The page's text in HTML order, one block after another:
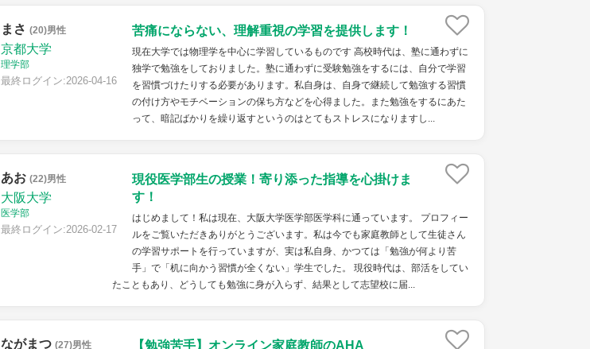
まさ (20)男性
京都大学
理学部
最終ログイン:2026-04-16
苦痛にならない、理解重視の学習を提供します！
現在大学では物理学を中心に学習しているものです 高校時代は、塾に通わずに
独学で勉強をしておりました。塾に通わずに受験勉強をするには、自分で学習
を習慣づけたりする必要があります。私自身は、自身で継続して勉強する習慣
の付け方やモチベーションの保ち方などを心得ました。また勉強をするにあた
って、暗記ばかりを繰り返すというのはとてもストレスになりますし...
あお (22)男性
大阪大学
医学部
最終ログイン:2026-02-17
現役医学部生の授業！寄り添った指導を心掛けま
す！
はじめまして！私は現在、大阪大学医学部医学科に通っています。 プロフィー
ルをご覧いただきありがとうございます。私は今でも家庭教師として生徒さん
の学習サポートを行っていますが、実は私自身、かつては「勉強が何より苦
手」で「机に向かう習慣が全くない」学生でした。 現役時代は、部活をしてい
たこともあり、どうしても勉強に身が入らず、結果として志望校に届...
ながまつ (27)男性 【勉強苦手】オンライン家庭教師のAHA